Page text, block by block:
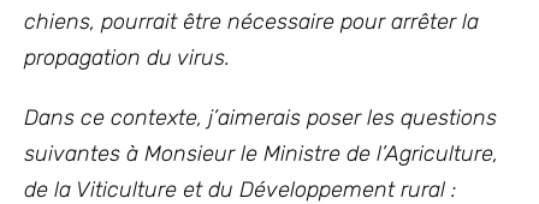
chiens, pourrait être nécessaire pour arrêter la
propagation du virus.
Dans ce contexte, j’aimerais poser les questions
suivantes à Monsieur le Ministre de l’Agriculture,
de la Viticulture et du Développement rural :